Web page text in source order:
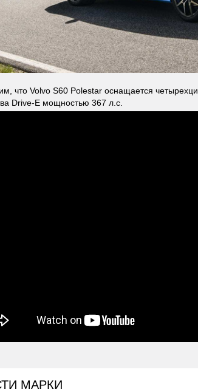
что Volvo S60 Polestar оснащается
Drive-E мощностью 367 л.с.
МАРКИ